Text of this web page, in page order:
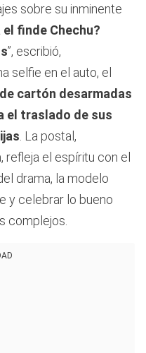
sobre su inminente
el finde Chechu?
”, escribió,
selfie en el auto, el
cartón desarmadas
el traslado de sus
. La postal,
refleja el espíritu con el
drama, la modelo
y celebrar lo bueno
complejos.